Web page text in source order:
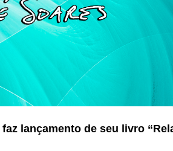
lançamento de seu livro